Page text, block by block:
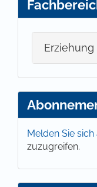
Erziehung
Melden Sie sich
zuzugreifen.